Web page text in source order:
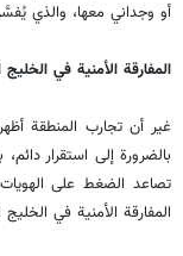
أو وجداني معها، والذي
المفارقة الأمنية في الخليج
غير أن تجارب المنطقة
بالضرورة إلى استقرار
تصاعد الضغط على الهويات
المفارقة الأمنية في الخليج